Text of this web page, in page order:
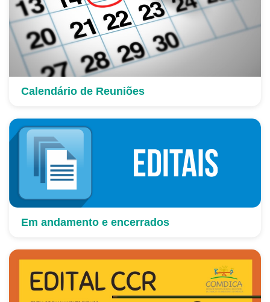
Calendário de Reuniões
Em andamento e encerrados